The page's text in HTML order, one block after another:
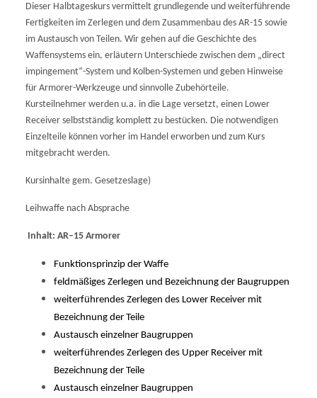
Dieser Halbtageskurs vermittelt grundlegende und weiterführende
Fertigkeiten im Zerlegen und dem Zusammenbau des AR-15 sowie
im Austausch von Teilen. Wir gehen auf die Geschichte des
Waffensystems ein, erläutern Unterschiede zwischen dem „direct
impingement“-System und Kolben-Systemen und geben Hinweise
für Armorer-Werkzeuge und sinnvolle Zubehörteile.
Kursteilnehmer werden u.a. in die Lage versetzt, einen Lower
Receiver selbstständig komplett zu bestücken. Die notwendigen
Einzelteile können vorher im Handel erworben und zum Kurs
mitgebracht werden.
Kursinhalte gem. Gesetzeslage)
Leihwaffe nach Absprache
Inhalt: AR–15 Armorer
Funktionsprinzip der Waffe
feldmäßiges Zerlegen und Bezeichnung der Baugruppen
weiterführendes Zerlegen des Lower Receiver mit
Bezeichnung der Teile
Austausch einzelner Baugruppen
weiterführendes Zerlegen des Upper Receiver mit
Bezeichnung der Teile
Austausch einzelner Baugruppen